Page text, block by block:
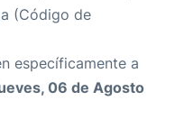
(Código de
específicamente a
06 de Agosto